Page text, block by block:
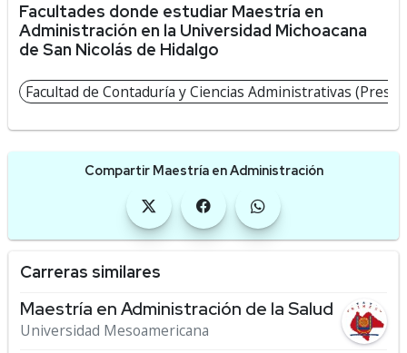
Facultades donde estudiar Maestría en
Administración en la Universidad Michoacana
de San Nicolás de Hidalgo
Facultad de Contaduría y Ciencias Administrativas
Compartir Maestría en Administración
Carreras similares
Maestría en Administración de la Salud
Universidad Mesoamericana